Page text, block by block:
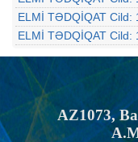
ELMİ TƏDQİQAT Cild:
ELMİ TƏDQİQAT Cild:
AZ1073,